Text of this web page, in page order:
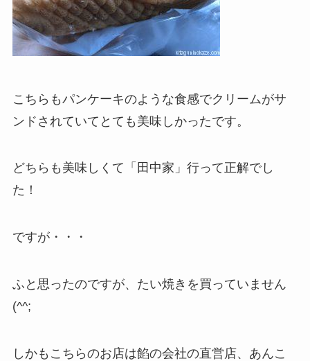
こちらもパンケーキのような食感でクリームがサ
ンドされていてとても美味しかったです。
どちらも美味しくて「田中家」行って正解でし
た！
ですが・・・
ふと思ったのですが、たい焼きを買っていません
(^^;
しかもこちらのお店は餡の会社の直営店、あんこ